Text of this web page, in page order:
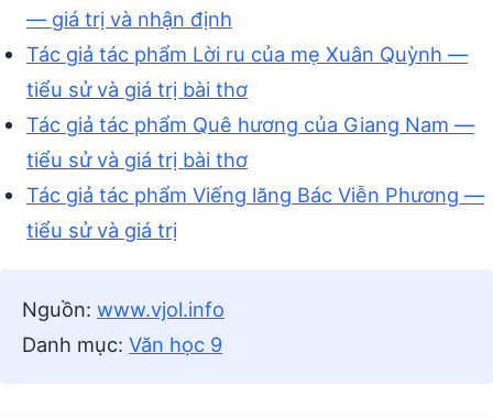
— giá trị và nhận định
Tác giả tác phẩm Lời ru của mẹ Xuân Quỳnh —
tiểu sử và giá trị bài thơ
Tác giả tác phẩm Quê hương của Giang Nam —
tiểu sử và giá trị bài thơ
Tác giả tác phẩm Viếng lăng Bác Viễn Phương —
tiểu sử và giá trị
Nguồn: www.vjol.info
Danh mục: Văn học 9